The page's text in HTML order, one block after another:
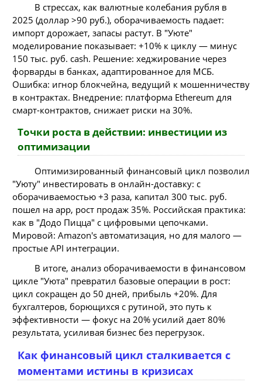
В стрессах, как валютные колебания рубля в
2025 (доллар >90 руб.), оборачиваемость падает:
импорт дорожает, запасы растут. В "Уюте"
моделирование показывает: +10% к циклу — минус
150 тыс. руб. cash. Решение: хеджирование через
форварды в банках, адаптированное для МСБ.
Ошибка: игнор блокчейна, ведущий к мошенничеству
в контрактах. Внедрение: платформа Ethereum для
смарт-контрактов, снижает риски на 30%.
Точки роста в действии: инвестиции из
оптимизации
Оптимизированный финансовый цикл позволил
"Уюту" инвестировать в онлайн-доставку: с
оборачиваемостью +3 раза, капитал 300 тыс. руб.
пошел на app, рост продаж 35%. Российская практика:
как в "Додо Пицца" с цифровыми цепочками.
Мировой: Amazon's автоматизация, но для малого —
простые API интеграции.
В итоге, анализ оборачиваемости в финансовом
цикле "Уюта" превратил базовые операции в рост:
цикл сокращен до 50 дней, прибыль +20%. Для
бухгалтеров, борющихся с рутиной, это путь к
эффективности — фокус на 20% усилий дает 80%
результата, усиливая бизнес без перегрузок.
Как финансовый цикл сталкивается с
моментами истины в кризисах